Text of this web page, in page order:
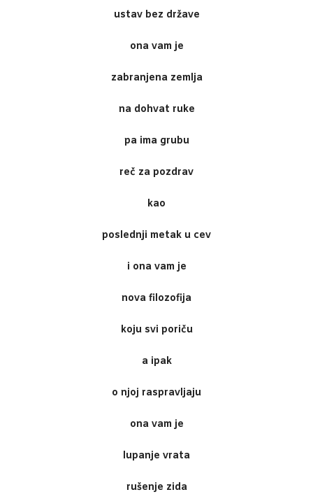
ustav bez države
ona vam je
zabranjena zemlja
na dohvat ruke
pa ima grubu
reč za pozdrav
kao
poslednji metak u cev
i ona vam je
nova filozofija
koju svi poriču
a ipak
o njoj raspravljaju
ona vam je
lupanje vrata
rušenje zida